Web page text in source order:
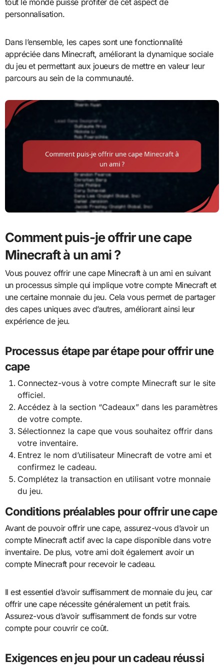
tout le monde puisse profiter de cet aspect de
personnalisation.
Dans l’ensemble, les capes sont une fonctionnalité
appréciée dans Minecraft, améliorant la dynamique sociale
du jeu et permettant aux joueurs de mettre en valeur leur
parcours au sein de la communauté.
Comment puis-je offrir une cape
Minecraft à un ami ?
Vous pouvez offrir une cape Minecraft à un ami en suivant
un processus simple qui implique votre compte Minecraft et
une certaine monnaie du jeu. Cela vous permet de partager
des capes uniques avec d’autres, améliorant ainsi leur
expérience de jeu.
Processus étape par étape pour offrir une
cape
Connectez-vous à votre compte Minecraft sur le site
officiel.
Accédez à la section “Cadeaux” dans les paramètres
de votre compte.
Sélectionnez la cape que vous souhaitez offrir dans
votre inventaire.
Entrez le nom d’utilisateur Minecraft de votre ami et
confirmez le cadeau.
Complétez la transaction en utilisant votre monnaie
du jeu.
Conditions préalables pour offrir une cape
Avant de pouvoir offrir une cape, assurez-vous d’avoir un
compte Minecraft actif avec la cape disponible dans votre
inventaire. De plus, votre ami doit également avoir un
compte Minecraft pour recevoir le cadeau.
Il est essentiel d’avoir suffisamment de monnaie du jeu, car
offrir une cape nécessite généralement un petit frais.
Assurez-vous d’avoir suffisamment de fonds sur votre
compte pour couvrir ce coût.
Exigences en jeu pour un cadeau réussi